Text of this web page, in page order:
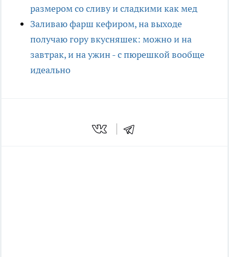
размером со сливу и сладкими как мед
Заливаю фарш кефиром, на выходе
получаю гору вкусняшек: можно и на
завтрак, и на ужин - с пюрешкой вообще
идеально